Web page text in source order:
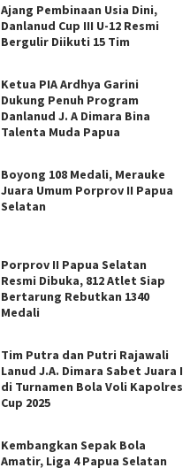
Ajang Pembinaan Usia Dini,
Danlanud Cup III U-12 Resmi
Bergulir Diikuti 15 Tim
Ketua PIA Ardhya Garini
Dukung Penuh Program
Danlanud J. A Dimara Bina
Talenta Muda Papua
Boyong 108 Medali, Merauke
Juara Umum Porprov II Papua
Selatan
Porprov II Papua Selatan
Resmi Dibuka, 812 Atlet Siap
Bertarung Rebutkan 1340
Medali
Tim Putra dan Putri Rajawali
Lanud J.A. Dimara Sabet Juara I
di Turnamen Bola Voli Kapolres
Cup 2025
Kembangkan Sepak Bola
Amatir, Liga 4 Papua Selatan